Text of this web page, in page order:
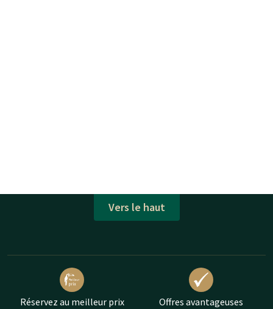
Vers le haut
Réservez au meilleur prix
Offres avantageuses